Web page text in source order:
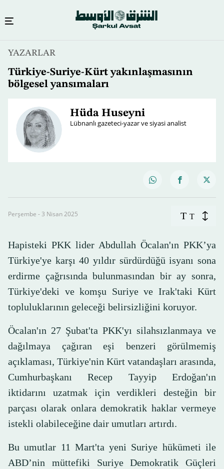
YAZARLAR
Türkiye-Suriye-Kürt yakınlaşmasının
bölgesel yansımaları
Hüda Huseyni
Lübnanlı gazeteci-yazar ve siyasi analist
Perşembe - 3 Nisan 2025 T T
Hapisteki PKK lider Abdullah Öcalan'ın PKK’ya
Türkiye'ye karşı 40 yıldır sürdürdüğü isyanı sona
erdirme çağrısında bulunmasından bir ay sonra,
Türkiye'deki ve komşu Suriye ve Irak'taki Kürt
topluluklarının geleceği belirsizliğini koruyor.
Öcalan'ın 27 Şubat'ta PKK'yı silahsızlanmaya ve
dağılmaya çağıran eşi benzeri görülmemiş
açıklaması, Türkiye'nin Kürt vatandaşları arasında,
Cumhurbaşkanı Recep Tayyip Erdoğan'ın
iktidarını uzatmak için verdikleri desteğin bir
parçası olarak onlara demokratik haklar vermeye
istekli olabileceğine dair umutları artırdı.
Bu umutlar 11 Mart'ta yeni Suriye hükümeti ile
ABD’nin müttefiki Suriye Demokratik Güçleri